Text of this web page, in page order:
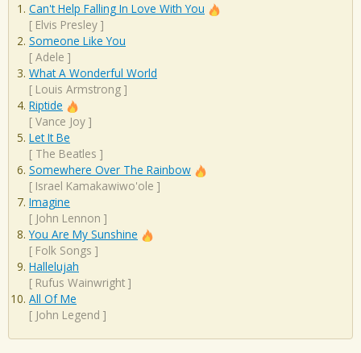
Can't Help Falling In Love With You
[ Elvis Presley ]
Someone Like You
[ Adele ]
What A Wonderful World
[ Louis Armstrong ]
Riptide
[ Vance Joy ]
Let It Be
[ The Beatles ]
Somewhere Over The Rainbow
[ Israel Kamakawiwo'ole ]
Imagine
[ John Lennon ]
You Are My Sunshine
[ Folk Songs ]
Hallelujah
[ Rufus Wainwright ]
All Of Me
[ John Legend ]